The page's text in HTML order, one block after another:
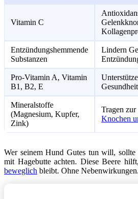
Vitamin C
Entzündungshemmende
Substanzen
Lindern
Pro-Vitamin A, Vitamin
B1, B2, E
Mineralstoffe
(Magnesium, Kupfer,
Zink)
Tragen
Knochen
Wer seinem Hund Gutes tun will, sollte
mit Hagebutte achten. Diese Beere
beweglich bleibt. Ohne Nebenwirkungen.